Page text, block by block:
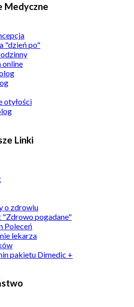
Medyczne
"dzień po"
online
otyłości
Linki
o zdrowiu
"Zdrowo pogadane"
Poleceń
lekarza
pakietu Dimedic +